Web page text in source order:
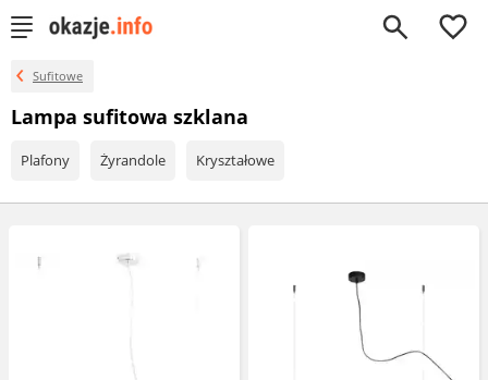
0
Sufitowe
Lampa sufitowa szklana
Plafony Żyrandole Kryształowe